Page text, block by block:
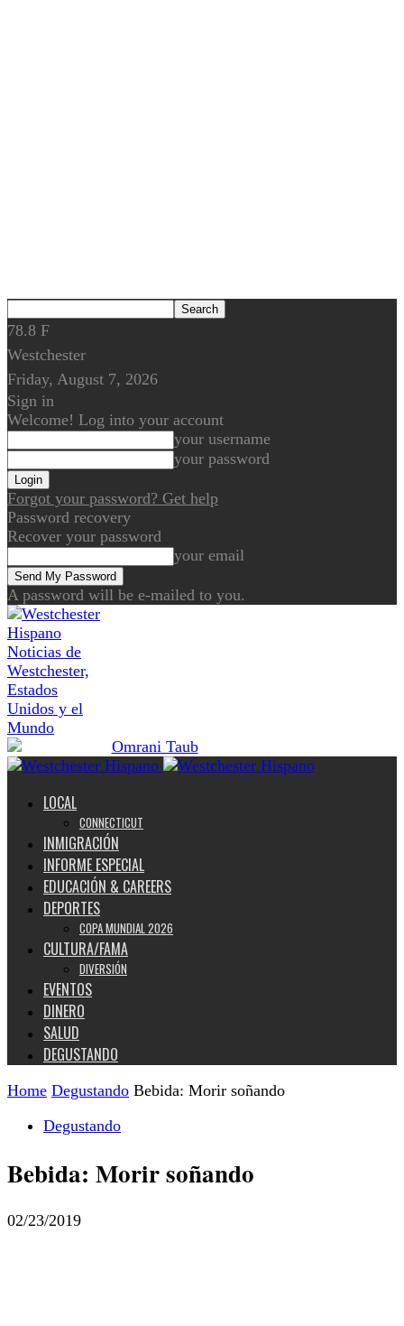
78.8 F
Westchester
Friday, August 7, 2026
Sign in
Welcome! Log into your account
your username
your password
Forgot your password? Get help
Password recovery
Recover your password
your email
A password will be e-mailed to you.
Noticias de
Westchester,
Estados
Unidos y el
Mundo
LOCAL
CONNECTICUT
INMIGRACIÓN
INFORME ESPECIAL
EDUCACIÓN & CAREERS
DEPORTES
COPA MUNDIAL 2026
CULTURA/FAMA
DIVERSIÓN
EVENTOS
DINERO
SALUD
DEGUSTANDO
Home Degustando Bebida: Morir soñando
Degustando
Bebida: Morir soñando
02/23/2019